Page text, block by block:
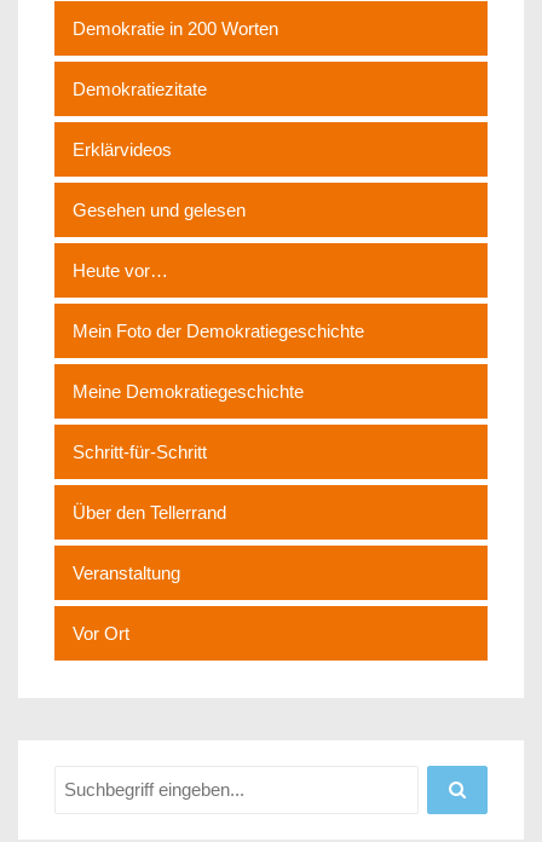
Demokratie in 200 Worten
Demokratiezitate
Erklärvideos
Gesehen und gelesen
Heute vor…
Mein Foto der Demokratiegeschichte
Meine Demokratiegeschichte
Schritt-für-Schritt
Über den Tellerrand
Veranstaltung
Vor Ort